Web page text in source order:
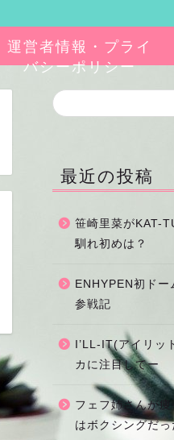
運営者情報・プライ
バシーポリシー
最近の投稿
笹崎里菜がKAT-
馴れ初めは？
ENHYPEN初ド
参戦記
I’LL-IT(アイリッ
カに注目してー
フェフ姉さんが
はボクシングだ